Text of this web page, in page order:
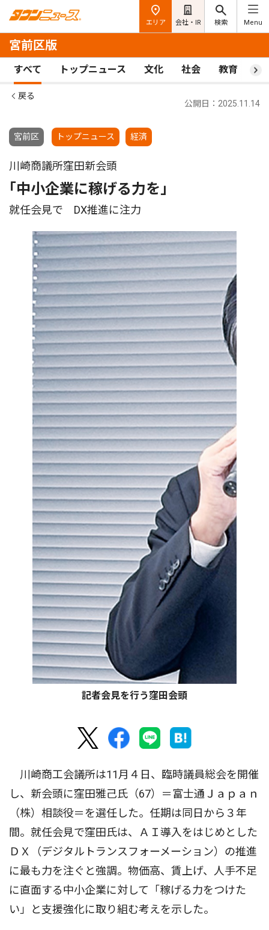
エリア 会社・IR 検索 Menu
宮前区版
すべて トップニュース 文化 社会 教育 ス
戻る
宮前区 トップニュース 経済
公開日：2025.11.14
川崎商議所窪田新会頭
｢中小企業に稼げる力を｣
就任会見で DX推進に注力
記者会見を行う窪田会頭
川崎商工会議所は11月４日、臨時議員総会を開催
し、新会頭に窪田雅己氏（67）＝富士通Ｊａｐａｎ
（株）相談役＝を選任した。任期は同日から３年
間。就任会見で窪田氏は、ＡＩ導入をはじめとした
ＤＸ（デジタルトランスフォーメーション）の推進
に最も力を注ぐと強調。物価高、賃上げ、人手不足
に直面する中小企業に対して「稼げる力をつけた
い」と支援強化に取り組む考えを示した。